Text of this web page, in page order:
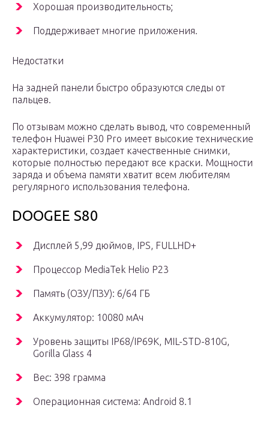
Хорошая производительность;
Поддерживает многие приложения.
Недостатки
На задней панели быстро образуются следы от
пальцев.
По отзывам можно сделать вывод, что современный
телефон Huawei P30 Pro имеет высокие технические
характеристики, создает качественные снимки,
которые полностью передают все краски. Мощности
заряда и объема памяти хватит всем любителям
регулярного использования телефона.
DOOGEE S80
Дисплей 5,99 дюймов, IPS, FULLHD+
Процессор MediaTek Helio P23
Память (ОЗУ/ПЗУ): 6/64 ГБ
Аккумулятор: 10080 мАч
Уровень защиты IP68/IP69K, MIL-STD-810G,
Gorilla Glass 4
Вес: 398 грамма
Операционная система: Android 8.1